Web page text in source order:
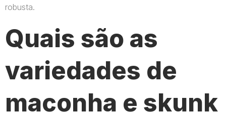
robusta.
Quais são as
variedades de
maconha e skunk